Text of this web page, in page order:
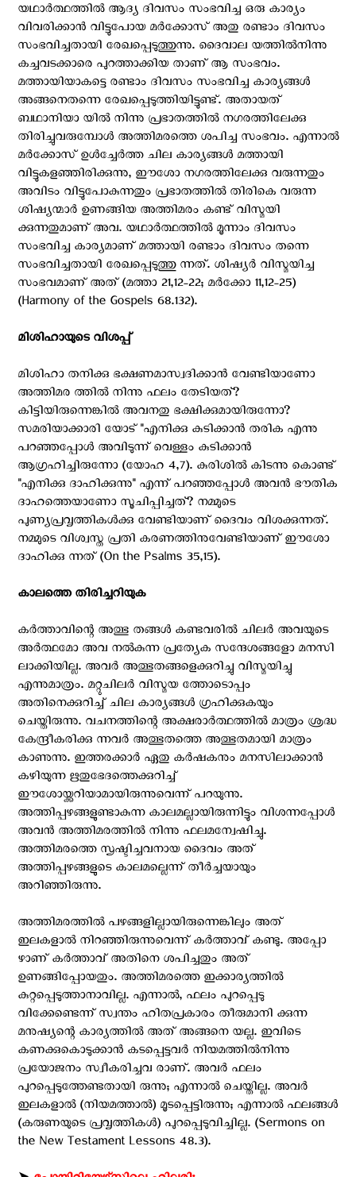
യഥാര്‍ത്ഥത്തില്‍ ആദ്യ ദിവസം സംഭവിച്ച ഒരു കാര്യം
വിവരിക്കാന്‍ വിട്ടുപോയ മര്‍ക്കോസ് അതു രണ്ടാം ദിവസം
സംഭവിച്ചതായി രേഖപ്പെടുത്തുന്നു. ദൈവാല യത്തില്‍നിന്നു
കച്ചവടക്കാരെ പുറത്താക്കിയ താണ് ആ സംഭവം.
മത്തായിയാകട്ടെ രണ്ടാം ദിവസം സംഭവിച്ച കാര്യങ്ങള്‍
അങ്ങനെതന്നെ രേഖപ്പെടുത്തിയിട്ടുണ്ട്. അതായത്
ബഥാനിയാ യില്‍ നിന്നു പ്രഭാതത്തില്‍ നഗരത്തിലേക്കു
തിരിച്ചുവരുമ്പോള്‍ അത്തിമരത്തെ ശപിച്ച സംഭവം. എന്നാല്‍
മര്‍ക്കോസ് ഉള്‍ച്ചേര്‍ത്ത ചില കാര്യങ്ങള്‍ മത്തായി
വിട്ടുകളഞ്ഞിരിക്കുന്നു, ഈശോ നഗരത്തിലേക്കു വരുന്നതും
അവിടം വിട്ടുപോകുന്നതും പ്രഭാതത്തില്‍ തിരികെ വരുന്ന
ശിഷ്യന്മാര്‍ ഉണങ്ങിയ അത്തിമരം കണ്ട് വിസ്മയി
ക്കുന്നതുമാണ് അവ. യഥാര്‍ത്ഥത്തില്‍ മൂന്നാം ദിവസം
സംഭവിച്ച കാര്യമാണ് മത്തായി രണ്ടാം ദിവസം തന്നെ
സംഭവിച്ചതായി രേഖപ്പെടുത്തു ന്നത്. ശിഷ്യര്‍ വിസ്മയിച്ച
സംഭവമാണ് അത് (മത്താ 21,12-22; മര്‍ക്കോ 11,12-25)
(Harmony of the Gospels 68.132).
മിശിഹായുടെ വിശപ്പ്
മിശിഹാ തനിക്കു ഭക്ഷണമാസ്വദിക്കാന്‍ വേണ്ടിയാണോ
അത്തിമര ത്തില്‍ നിന്നു ഫലം തേടിയത്?
കിട്ടിയിരുന്നെങ്കില്‍ അവനതു ഭക്ഷിക്കുമായിരുന്നോ?
സമരിയാക്കാരി യോട് ''എനിക്കു കുടിക്കാന്‍ തരിക എന്നു
പറഞ്ഞപ്പോള്‍ അവിടുന്ന് വെള്ളം കുടിക്കാന്‍
ആഗ്രഹിച്ചിരുന്നോ (യോഹ 4,7). കുരിശില്‍ കിടന്നു കൊണ്ട്
''എനിക്കു ദാഹിക്കുന്നു'' എന്ന് പറഞ്ഞപ്പോള്‍ അവന്‍ ഭൗതിക
ദാഹത്തെയാണോ സൂചിപ്പിച്ചത്? നമ്മുടെ
പുണ്യപ്രവൃത്തികള്‍ക്കു വേണ്ടിയാണ് ദൈവം വിശക്കുന്നത്.
നമ്മുടെ വിശ്വസ്ത പ്രതി കരണത്തിനുവേണ്ടിയാണ് ഈശോ
ദാഹിക്കു ന്നത് (On the Psalms 35,15).
കാലത്തെ തിരിച്ചറിയുക
കര്‍ത്താവിന്റെ അത്ഭു തങ്ങള്‍ കണ്ടവരില്‍ ചിലര്‍ അവയുടെ
അര്‍ത്ഥമോ അവ നല്‍കുന്ന പ്രത്യേക സന്ദേശങ്ങളോ മനസി
ലാക്കിയില്ല. അവര്‍ അത്ഭുതങ്ങളെക്കുറിച്ചു വിസ്മയിച്ചു
എന്നുമാത്രം. മറ്റുചിലര്‍ വിസ്മയ ത്തോടൊപ്പം
അതിനെക്കുറിച്ച് ചില കാര്യങ്ങള്‍ ഗ്രഹിക്കുകയും
ചെയ്തിരുന്നു. വചനത്തിന്റെ അക്ഷരാര്‍ത്ഥത്തില്‍ മാത്രം ശ്രദ്ധ
കേന്ദ്രീകരിക്കു ന്നവര്‍ അത്ഭുതത്തെ അത്ഭുതമായി മാത്രം
കാണുന്നു. ഇത്തരക്കാര്‍ ഏതു കര്‍ഷകനും മനസിലാക്കാന്‍
കഴിയുന്ന ഋതുഭേദത്തെക്കുറിച്ച്
ഈശോയ്ക്കറിയാമായിരുന്നുവെന്ന് പറയുന്നു.
അത്തിപ്പഴങ്ങളുണ്ടാകുന്ന കാലമല്ലായിരുന്നിട്ടും വിശന്നപ്പോള്‍
അവന്‍ അത്തിമരത്തില്‍ നിന്നു ഫലമന്വേഷിച്ചു.
അത്തിമരത്തെ സൃഷ്ടിച്ചവനായ ദൈവം അത്
അത്തിപ്പഴങ്ങളുടെ കാലമല്ലെന്ന് തീര്‍ച്ചയായും
അറിഞ്ഞിരുന്നു.
അത്തിമരത്തില്‍ പഴങ്ങളില്ലായിരുന്നെങ്കിലും അത്
ഇലകളാല്‍ നിറഞ്ഞിരുന്നുവെന്ന് കര്‍ത്താവ് കണ്ടു. അപ്പോ
ഴാണ് കര്‍ത്താവ് അതിനെ ശപിച്ചതും അത്
ഉണങ്ങിപ്പോയതും. അത്തിമരത്തെ ഇക്കാര്യത്തില്‍
കുറ്റപ്പെടുത്താനാവില്ല. എന്നാല്‍, ഫലം പുറപ്പെടു
വിക്കേണ്ടെന്ന് സ്വന്തം ഹിതപ്രകാരം തീരുമാനി ക്കുന്ന
മനുഷ്യന്റെ കാര്യത്തില്‍ അത് അങ്ങനെ യല്ല. ഇവിടെ
കണക്കുകൊടുക്കാന്‍ കടപ്പെട്ടവര്‍ നിയമത്തില്‍നിന്നു
പ്രയോജനം സ്വീകരിച്ചവ രാണ്. അവര്‍ ഫലം
പുറപ്പെടുത്തേണ്ടതായി രുന്നു; എന്നാല്‍ ചെയ്തില്ല. അവര്‍
ഇലകളാല്‍ (നിയമത്താല്‍) മൂടപ്പെട്ടിരുന്നു; എന്നാല്‍ ഫലങ്ങള്‍
(കരുണയുടെ പ്രവൃത്തികള്‍) പുറപ്പെടുവിച്ചില്ല. (Sermons on
the New Testament Lessons 48.3).